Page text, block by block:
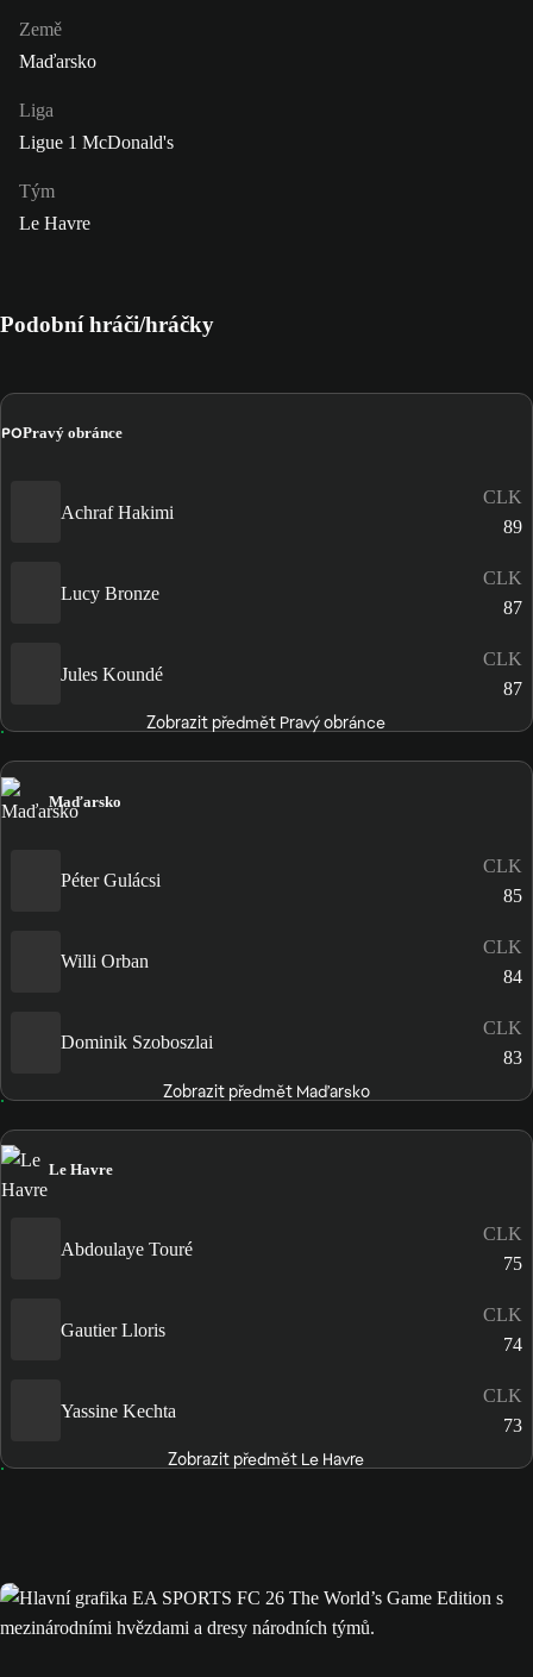
Země
Maďarsko
Liga
Ligue 1 McDonald's
Tým
Le Havre
Podobní hráči/hráčky
POPravý obránce
Achraf Hakimi
CLK
89
Lucy Bronze
CLK
87
Jules Koundé
CLK
87
Zobrazit předmět Pravý obránce
Maďarsko
Péter Gulácsi
CLK
85
Willi Orban
CLK
84
Dominik Szoboszlai
CLK
83
Zobrazit předmět Maďarsko
Le Havre
Abdoulaye Touré
CLK
75
Gautier Lloris
CLK
74
Yassine Kechta
CLK
73
Zobrazit předmět Le Havre